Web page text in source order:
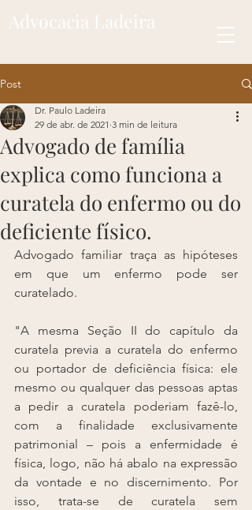
Advocacia Ladeira
Post
Advogado de família
explica como funciona a
curatela do enfermo ou do
deficiente físico.
Dr. Paulo Ladeira
29 de abr. de 2021 3 min de leitura
Advogado familiar traça as hipóteses
em que um enfermo pode ser
curatelado.
"A mesma Seção II do capítulo da
curatela previa a curatela do enfermo
ou portador de deficiência física: ele
mesmo ou qualquer das pessoas aptas
a pedir a curatela poderiam fazê-lo,
com a finalidade exclusivamente
patrimonial – pois a enfermidade é
física, logo, não há abalo na expressão
da vontade e no discernimento. Por
isso, trata-se de curatela sem